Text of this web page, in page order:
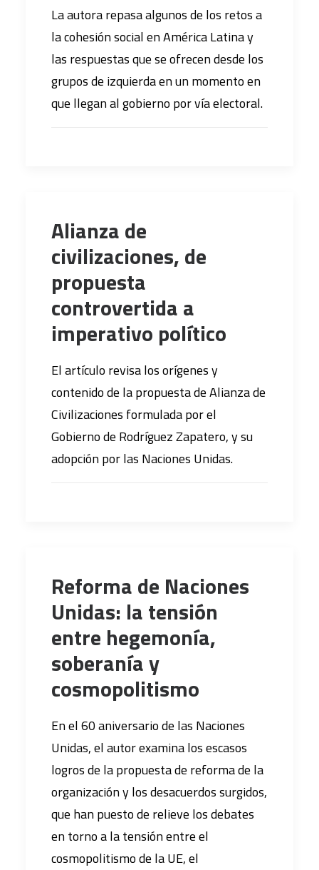
La autora repasa algunos de los retos a
la cohesión social en América Latina y
las respuestas que se ofrecen desde los
grupos de izquierda en un momento en
que llegan al gobierno por vía electoral.
Alianza de
civilizaciones, de
propuesta
controvertida a
imperativo político
El artículo revisa los orígenes y
contenido de la propuesta de Alianza de
Civilizaciones formulada por el
Gobierno de Rodríguez Zapatero, y su
adopción por las Naciones Unidas.
Reforma de Naciones
Unidas: la tensión
entre hegemonía,
soberanía y
cosmopolitismo
En el 60 aniversario de las Naciones
Unidas, el autor examina los escasos
logros de la propuesta de reforma de la
organización y los desacuerdos surgidos,
que han puesto de relieve los debates
en torno a la tensión entre el
cosmopolitismo de la UE, el